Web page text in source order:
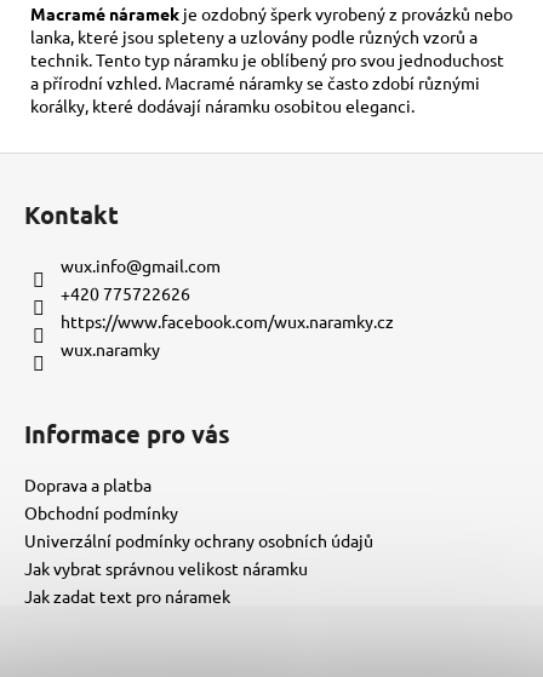
Macramé náramek je ozdobný šperk vyrobený z provázků nebo
lanka, které jsou spleteny a uzlovány podle různých vzorů a
technik. Tento typ náramku je oblíbený pro svou jednoduchost
a přírodní vzhled. Macramé náramky se často zdobí různými
korálky, které dodávají náramku osobitou eleganci.
Kontakt
wux.info@gmail.com
+420 775722626
https://www.facebook.com/wux.naramky.cz
wux.naramky
Informace pro vás
Doprava a platba
Obchodní podmínky
Univerzální podmínky ochrany osobních údajů
Jak vybrat správnou velikost náramku
Jak zadat text pro náramek